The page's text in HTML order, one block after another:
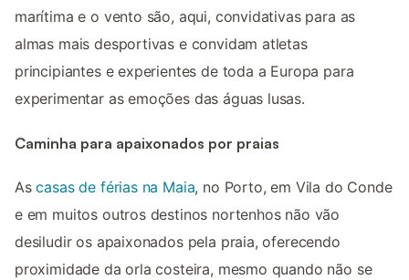
marítima e o vento são, aqui, convidativas para as
almas mais desportivas e convidam atletas
principiantes e experientes de toda a Europa para
experimentar as emoções das águas lusas.
Caminha para apaixonados por praias
Ascasas de férias na Maia, no Porto, em Vila do Conde
e em muitos outros destinos nortenhos não vão
desiludir os apaixonados pela praia, oferecendo
proximidade da orla costeira, mesmo quando não se